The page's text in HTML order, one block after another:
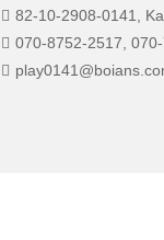
82-10-2908-0141,
070-8752-2517,